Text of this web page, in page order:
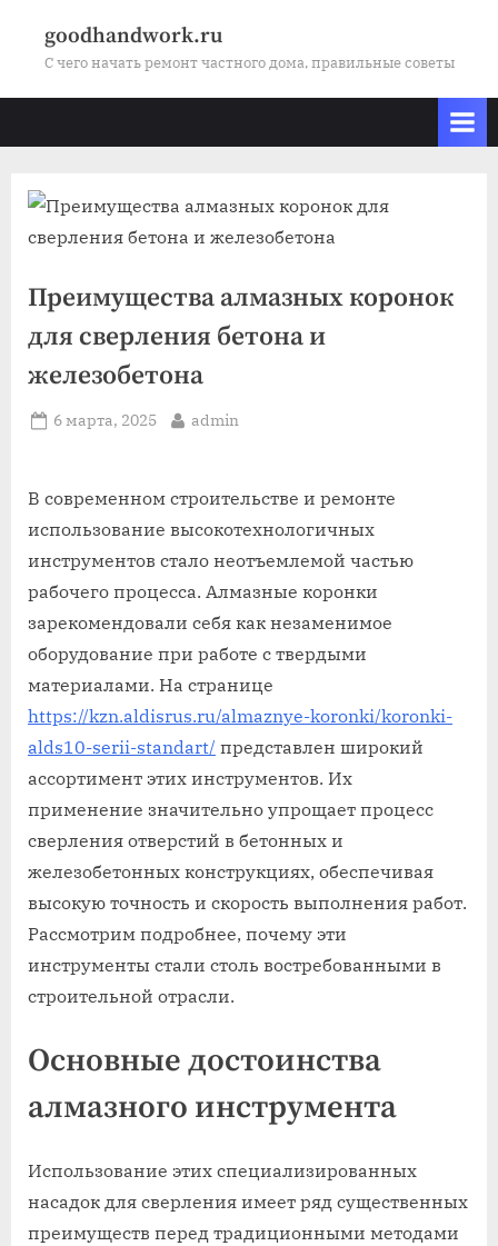
goodhandwork.ru
С чего начать ремонт частного дома, правильные советы
Преимущества алмазных коронок
для сверления бетона и
железобетона
Posted
6 марта, 2025 By
admin
В современном строительстве и ремонте
использование высокотехнологичных
инструментов стало неотъемлемой частью
рабочего процесса. Алмазные коронки
зарекомендовали себя как незаменимое
оборудование при работе с твердыми
материалами. На странице
https://kzn.aldisrus.ru/almaznye-koronki/koronki-
alds10-serii-standart/ представлен широкий
ассортимент этих инструментов. Их
применение значительно упрощает процесс
сверления отверстий в бетонных и
железобетонных конструкциях, обеспечивая
высокую точность и скорость выполнения работ.
Рассмотрим подробнее, почему эти
инструменты стали столь востребованными в
строительной отрасли.
Основные достоинства
алмазного инструмента
Использование этих специализированных
насадок для сверления имеет ряд существенных
преимуществ перед традиционными методами